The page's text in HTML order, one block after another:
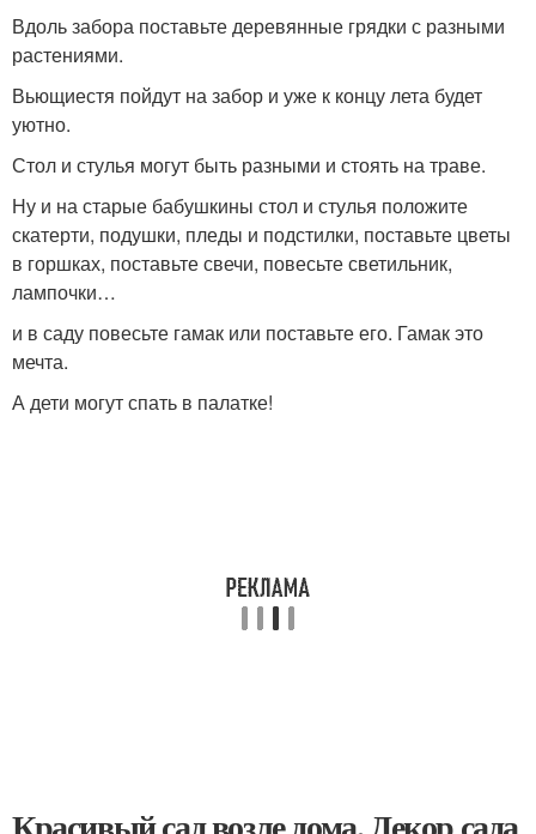
Вдоль забора поставьте деревянные грядки с разными
растениями.
Вьющиестя пойдут на забор и уже к концу лета будет
уютно.
Стол и стулья могут быть разными и стоять на траве.
Ну и на старые бабушкины стол и стулья положите
скатерти, подушки, пледы и подстилки, поставьте цветы
в горшках, поставьте свечи, повесьте светильник,
лампочки…
и в саду повесьте гамак или поставьте его. Гамак это
мечта.
А дети могут спать в палатке!